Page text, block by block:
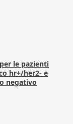
le pazienti
hr+/her2- e
negativo